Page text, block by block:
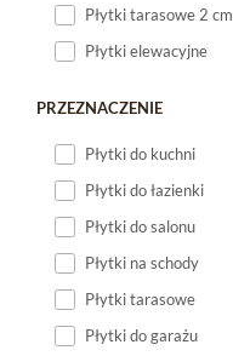
Płytki tarasowe 2 cm
Płytki elewacyjne
PRZEZNACZENIE
Płytki do kuchni
Płytki do łazienki
Płytki do salonu
Płytki na schody
Płytki tarasowe
Płytki do garażu